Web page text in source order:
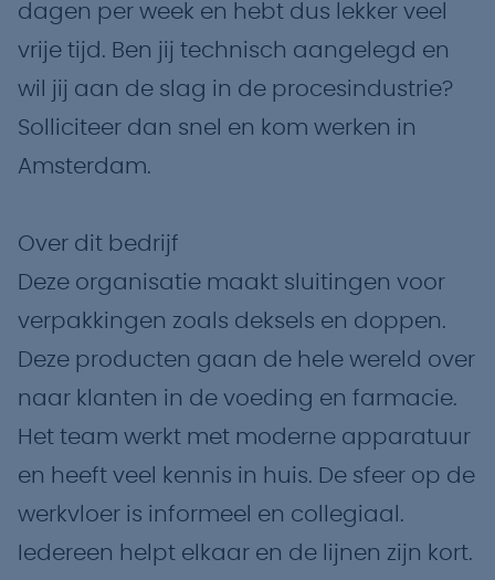
dagen per week en hebt dus lekker veel
vrije tijd. Ben jij technisch aangelegd en
wil jij aan de slag in de procesindustrie?
Solliciteer dan snel en kom werken in
Amsterdam.
Over dit bedrijf
Deze organisatie maakt sluitingen voor
verpakkingen zoals deksels en doppen.
Deze producten gaan de hele wereld over
naar klanten in de voeding en farmacie.
Het team werkt met moderne apparatuur
en heeft veel kennis in huis. De sfeer op de
werkvloer is informeel en collegiaal.
Iedereen helpt elkaar en de lijnen zijn kort.